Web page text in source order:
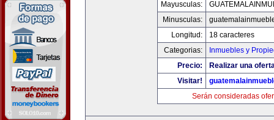
Mayusculas:
Minusculas:
Longitud:
18 caracteres
Categorias:
Inmuebles y
Precio:
Realizar una
Visitar!
Serán consideradas